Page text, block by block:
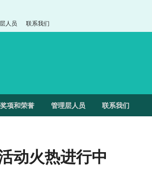
人员 联系我们
奖项和荣誉 管理层人员 联系我们
动火热进行中